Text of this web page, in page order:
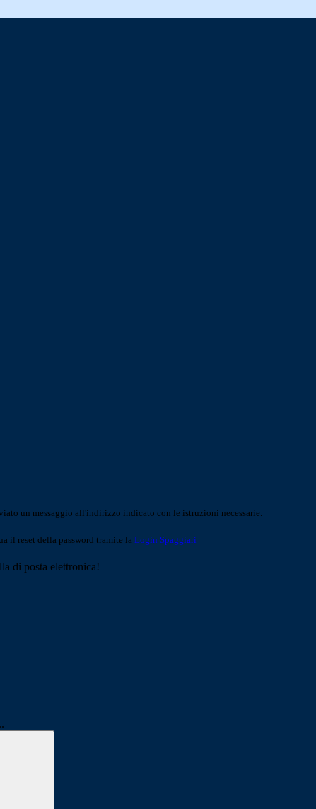
un messaggio all'indirizzo indicato con le istruzioni necessarie.
il reset della password tramite la Login Spaggiari
di posta elettronica!